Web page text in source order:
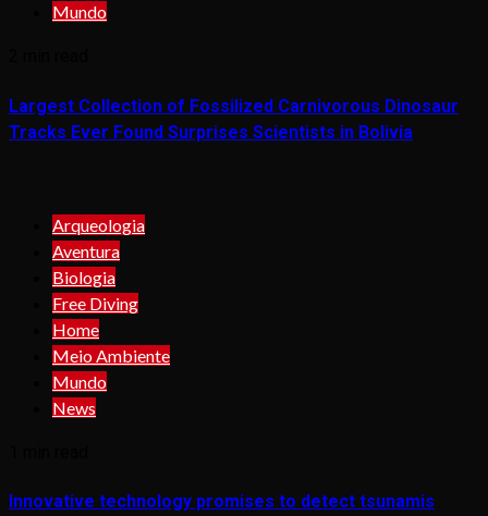
Mundo
Largest Collection of Fossilized Carnivorous Dinosaur
Tracks Ever Found Surprises Scientists in Bolivia
Arqueologia
Aventura
Biologia
Free Diving
Home
Meio Ambiente
Mundo
News
Innovative technology promises to detect tsunamis